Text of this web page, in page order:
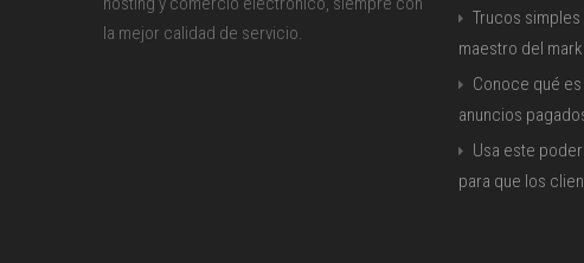
la mejor calidad de servicio.
Trucos
maestro del
Conoce qué
anuncios
Usa este
para que los